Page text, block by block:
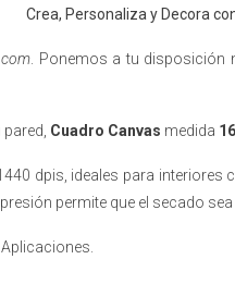
Crea, Personaliza y Decora
. Ponemos a tu disposición
Cuadro Canvas medida
dpis, ideales para
permite que el secado